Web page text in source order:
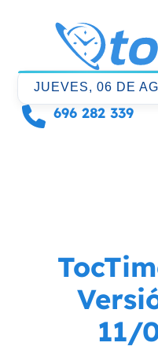
contenido
JUEVES, 06 DE
696 282 339
11/